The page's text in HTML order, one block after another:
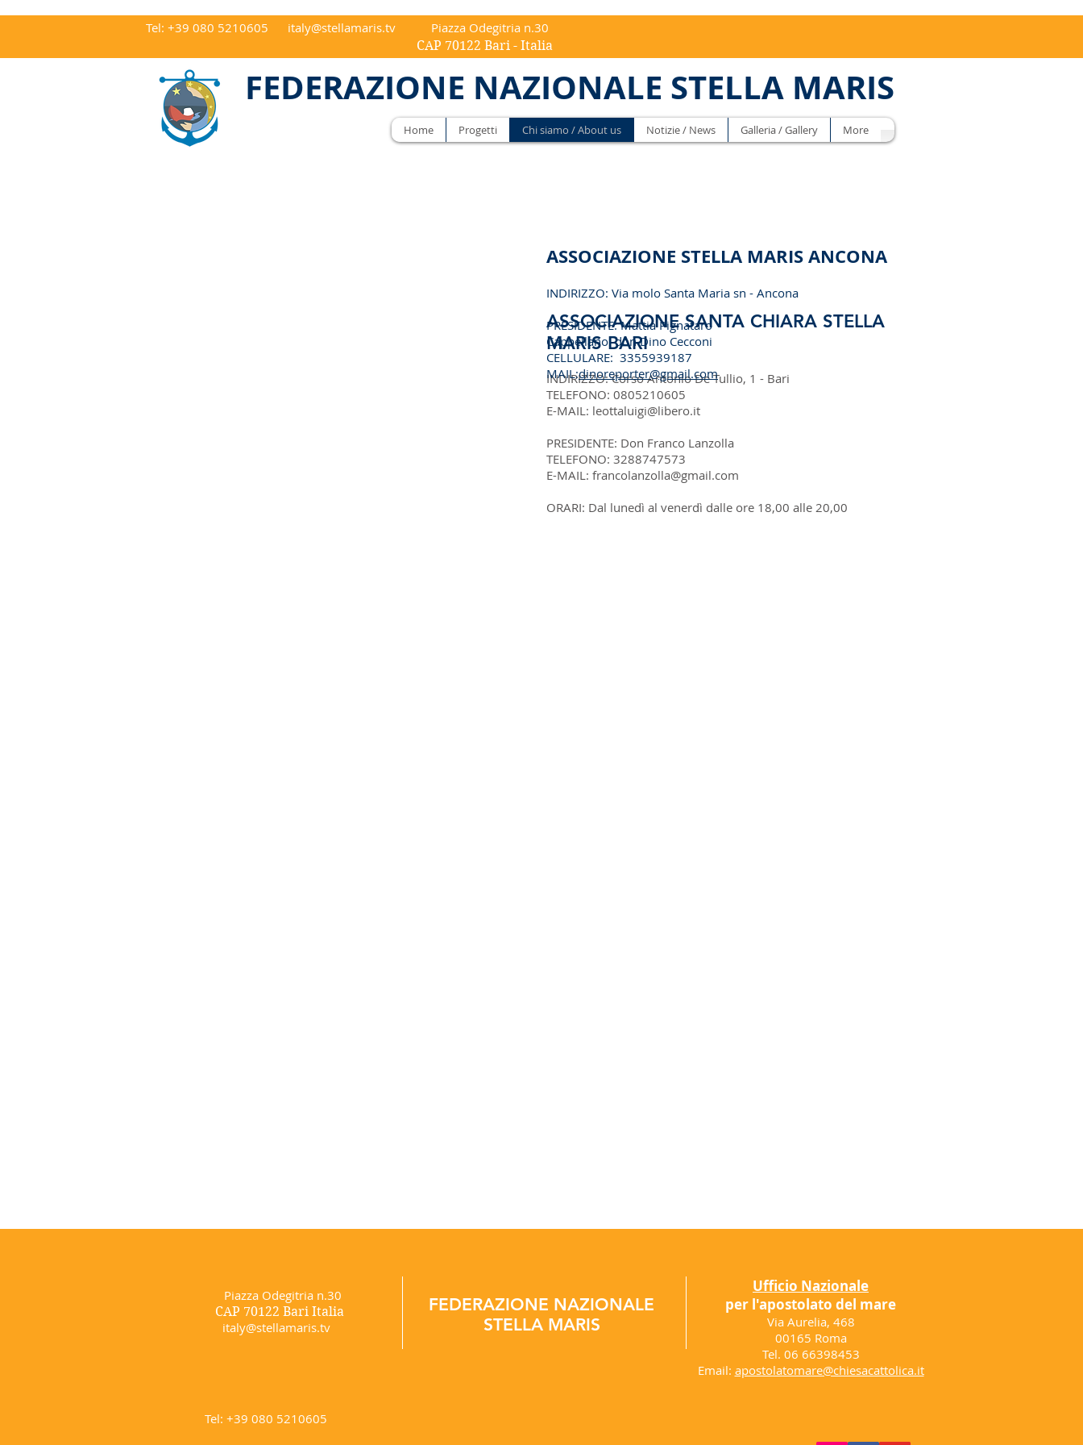
Tel: +39 080 5210605 italy@stellamaris.tv Piazza Odegitria n.30
CAP 70122 Bari - Italia
FEDERAZIONE NAZIONALE STELLA MARIS
Home Progetti Chi siamo / About us Notizie / News Galleria / Gallery More
ASSOCIAZIONE SANTA CHIARA STELLA
MARIS BARI
INDIRIZZO: Corso Antonio De Tullio, 1 - Bari
TELEFONO: 0805210605
E-MAIL: leottaluigi@libero.it
PRESIDENTE: Don Franco Lanzolla
TELEFONO: 3288747573
E-MAIL: francolanzolla@gmail.com
ORARI: Dal lunedì al venerdì dalle ore 18,00 alle 20,00
ASSOCIAZIONE STELLA MARIS ANCONA
INDIRIZZO: Via molo Santa Maria sn - Ancona
PRESIDENTE: Mattia Pignataro
Cappellano: don Dino Cecconi
CELLULARE: 3355939187
MAIL:dinoreporter@gmail.com
Piazza Odegitria n.30
CAP 70122 Bari Italia
italy@stellamaris.tv
Tel: +39 080 5210605
FEDERAZIONE NAZIONALE
STELLA MARIS
Ufficio Nazionale
per l'apostolato del mare
Via Aurelia, 468
00165 Roma
Tel. 06 66398453
Email: apostolatomare@chiesacattolica.it